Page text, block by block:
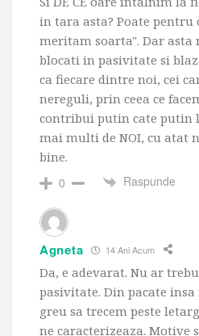
in tara asta? Poate pentru
meritam soarta". Dar asta
blocati in pasivitate si
ca fiecare dintre noi, cei
nereguli, prin ceea ce
contribui putin cate putin
mai multi de NOI, cu atat
bine.
0
Raspunde
Agneta 14 Ani Acum
Da, e adevarat. Nu ar
pasivitate. Din pacate insa
greu sa trecem peste
ne caracterizeaza. Motive